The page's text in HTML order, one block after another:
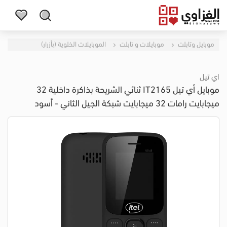
موبايل وتابلت موبايلات و تابلت الموبايلات الخلوية (بأزرار)
اي تيل
موبايل أي تيل IT2165 ثنائي الشريحة بذاكرة داخلية 32
ميجابايت رامات 32 ميجابايت شبكة الجيل الثاني - أسود